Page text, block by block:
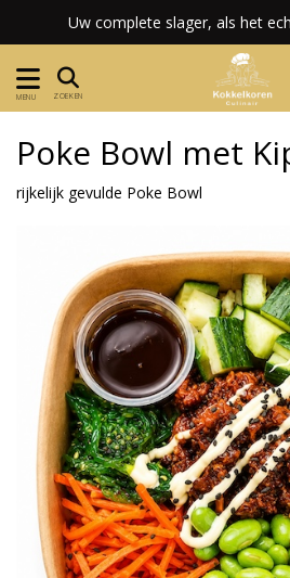
Uw complete slager, als het
MENU ZOEKEN
Poke Bowl met
rijkelijk gevulde Poke Bowl